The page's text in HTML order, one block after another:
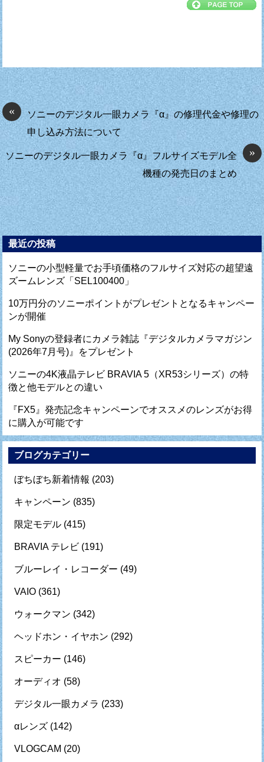
«
ソニーのデジタル一眼カメラ『α』の修理代金や修理の
申し込み方法について
»
ソニーのデジタル一眼カメラ『α』フルサイズモデル全
機種の発売日のまとめ
最近の投稿
ソニーの小型軽量でお手頃価格のフルサイズ対応の超望遠
ズームレンズ「SEL100400」
10万円分のソニーポイントがプレゼントとなるキャンペー
ンが開催
My Sonyの登録者にカメラ雑誌『デジタルカメラマガジン
(2026年7月号)』をプレゼント
ソニーの4K液晶テレビ BRAVIA 5（XR53シリーズ）の特
徴と他モデルとの違い
『FX5』発売記念キャンペーンでオススメのレンズがお得
に購入が可能です
ブログカテゴリー
ぼちぼち新着情報 (203)
キャンペーン (835)
限定モデル (415)
BRAVIA テレビ (191)
ブルーレイ・レコーダー (49)
VAIO (361)
ウォークマン (342)
ヘッドホン・イヤホン (292)
スピーカー (146)
オーディオ (58)
デジタル一眼カメラ (233)
αレンズ (142)
VLOGCAM (20)